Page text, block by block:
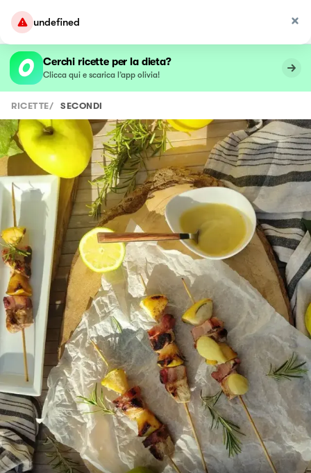
undefined
Cerchi ricette per la dieta?
Clicca qui e scarica l’app olivia!
RICETTE/ SECONDI